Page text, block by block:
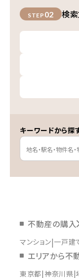
STEP 02 検
キーワードから探
不動産の購入
マンション 一戸建
エリアから不
東京都 神奈川県